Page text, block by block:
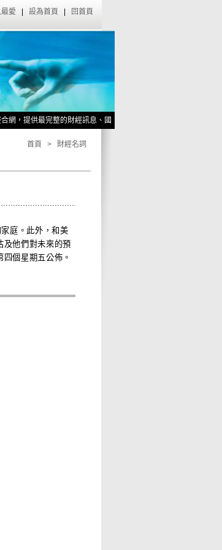
愛 設為首頁 回首頁
供最完整的財經訊息、國際金融資訊給您。
首頁 > 財經名詞
庭。此外，和美
及他們對未來的預
個星期五公佈。